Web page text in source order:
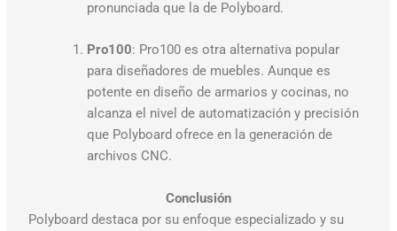
pronunciada que la de Polyboard.
Pro100: Pro100 es otra alternativa popular
para diseñadores de muebles. Aunque es
potente en diseño de armarios y cocinas, no
alcanza el nivel de automatización y precisión
que Polyboard ofrece en la generación de
archivos CNC.
Conclusión
Polyboard destaca por su enfoque especializado y su